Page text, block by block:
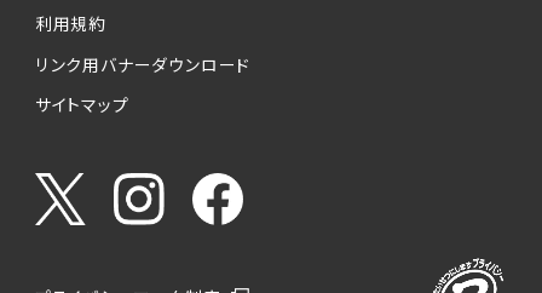
利用規約
リンク用バナーダウンロード
サイトマップ